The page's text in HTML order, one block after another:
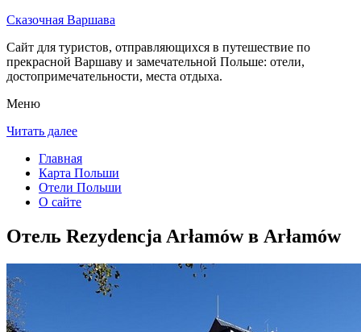
Сказочная Варшава
Сайт для туристов, отправляющихся в путешествие по
прекрасной Варшаву и замечательной Польше: отели,
достопримечательности, места отдыха.
Меню
Читать далее
Главная
Карта Польши
Отели Польши
О сайте
Отель Rezydencja Arłamów в Arłamów